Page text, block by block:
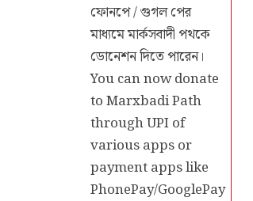
ফোনপে / গুগল পের
মাধ্যমে মার্কসবাদী পথকে
ডোনেশন দিতে পারেন।
You can now donate
to Marxbadi Path
through UPI of
various apps or
payment apps like
PhonePay/GooglePay